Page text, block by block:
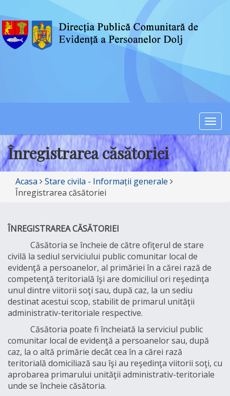
Înregistrarea căsătoriei
Acasa
Stare civila - Informații generale
Înregistrarea căsătoriei
ÎNREGISTRAREA CĂSĂTORIEI
Căsătoria se încheie de către ofiţerul de stare
civilă la sediul serviciului public comunitar local de
evidenţă a persoanelor, al primăriei în a cărei rază de
competenţă teritorială îşi are domiciliul ori reşedinţa
unul dintre viitorii soţi sau, după caz, la un sediu
destinat acestui scop, stabilit de primarul unităţii
administrativ-teritoriale respective.
Căsătoria poate fi încheiată la serviciul public
comunitar local de evidenţă a persoanelor sau, după
caz, la o altă primărie decât cea în a cărei rază
teritorială domiciliază sau îşi au reşedinţa viitorii soţi, cu
aprobarea primarului unităţii administrativ-teritoriale
unde se încheie căsătoria.